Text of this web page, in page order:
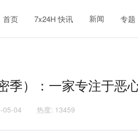
首页 7x24H 快讯 新闻 专题
季）：一家专注于恶
05-04 热度: 13459